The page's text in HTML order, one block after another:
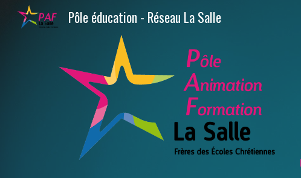
Pôle éducation - Réseau La Salle